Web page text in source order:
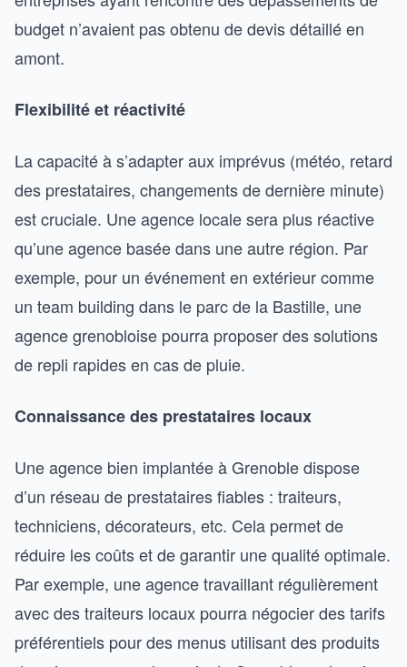
budget n’avaient pas obtenu de devis détaillé en
amont.
Flexibilité et réactivité
La capacité à s’adapter aux imprévus (météo, retard
des prestataires, changements de dernière minute)
est cruciale. Une agence locale sera plus réactive
qu’une agence basée dans une autre région. Par
exemple, pour un événement en extérieur comme
un team building dans le parc de la Bastille, une
agence grenobloise pourra proposer des solutions
de repli rapides en cas de pluie.
Connaissance des prestataires locaux
Une agence bien implantée à Grenoble dispose
d’un réseau de prestataires fiables : traiteurs,
techniciens, décorateurs, etc. Cela permet de
réduire les coûts et de garantir une qualité optimale.
Par exemple, une agence travaillant régulièrement
avec des traiteurs locaux pourra négocier des tarifs
préférentiels pour des menus utilisant des produits